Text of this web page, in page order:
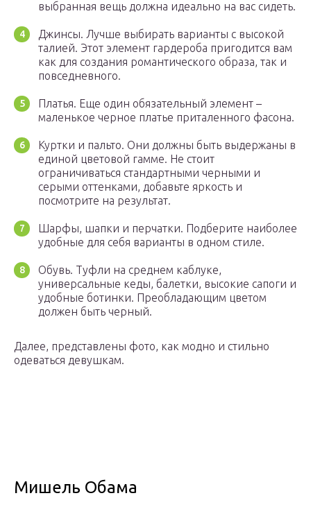
выбранная вещь должна идеально на вас сидеть.
Джинсы. Лучше выбирать варианты с высокой
талией. Этот элемент гардероба пригодится вам
как для создания романтического образа, так и
повседневного.
Платья. Еще один обязательный элемент –
маленькое черное платье приталенного фасона.
Куртки и пальто. Они должны быть выдержаны в
единой цветовой гамме. Не стоит
ограничиваться стандартными черными и
серыми оттенками, добавьте яркость и
посмотрите на результат.
Шарфы, шапки и перчатки. Подберите наиболее
удобные для себя варианты в одном стиле.
Обувь. Туфли на среднем каблуке,
универсальные кеды, балетки, высокие сапоги и
удобные ботинки. Преобладающим цветом
должен быть черный.
Далее, представлены фото, как модно и стильно
одеваться девушкам.
Мишель Обама